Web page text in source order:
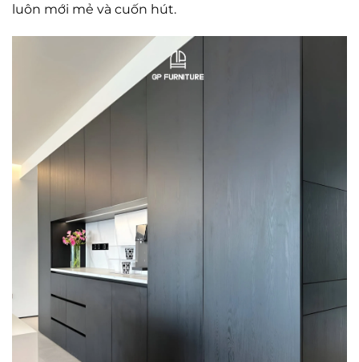
luôn mới mẻ và cuốn hút.